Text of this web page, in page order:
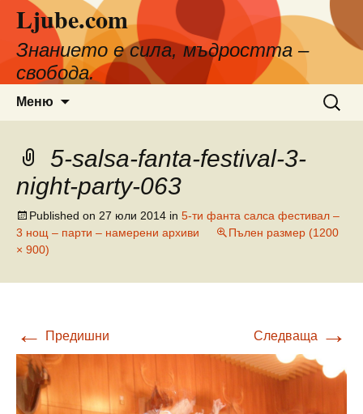
съдържанието
Ljube.com
Знанието е сила, мъдростта –
свобода.
Меню
за:
5-salsa-fanta-festival-3-
night-party-063
Published on 27 юли 2014 in 5-ти фанта салса фестивал –
3 нощ – парти – намерени архиви
Пълен размер (1200
× 900)
← Предишни Следваща →